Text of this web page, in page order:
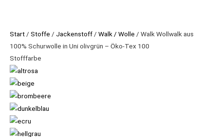
Start/ Stoffe / Jackenstoff/ Walk / Wolle / Walk Wollwalk aus
100% Schurwolle in Uni olivgrün – Öko-Tex 100
Stofffarbe